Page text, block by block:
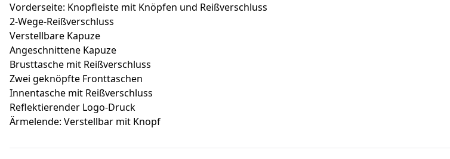
Vorderseite: Knopfleiste mit Knöpfen und Reißverschluss
2-Wege-Reißverschluss
Verstellbare Kapuze
Angeschnittene Kapuze
Brusttasche mit Reißverschluss
Zwei geknöpfte Fronttaschen
Innentasche mit Reißverschluss
Reflektierender Logo-Druck
Ärmelende: Verstellbar mit Knopf